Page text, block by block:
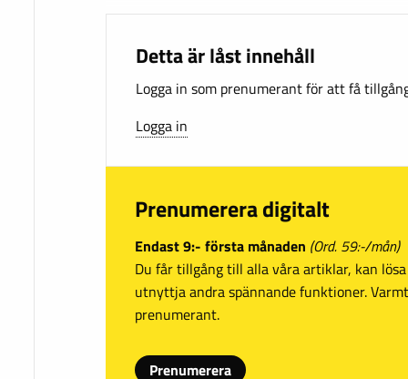
Detta är låst innehåll
Logga in som prenumerant för att få
Logga in
Prenumerera digitalt
Endast 9:- första månaden (Ord. 59:-/mån)
Du får tillgång till alla våra artiklar, kan
utnyttja andra spännande funktioner.
prenumerant.
Prenumerera